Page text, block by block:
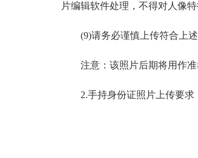
片编辑软件处理，不得对人像
(9)请务必谨慎上传符合上
注意：该照片后期将用作
2.手持身份证照片上传要求